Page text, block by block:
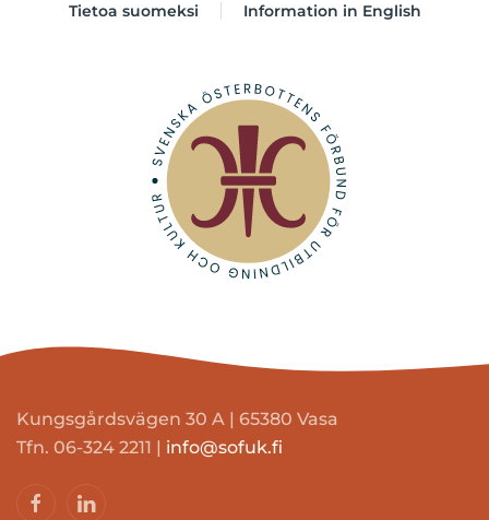
Tietoa suomeksi Information in English
Kungsgårdsvägen 30 A | 65380 Vasa
Tfn. 06-324 2211 | info@sofuk.fi